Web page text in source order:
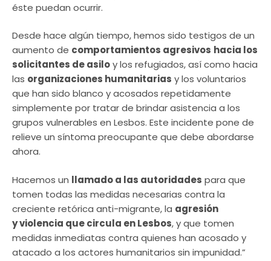
éste puedan ocurrir.
Desde hace algún tiempo, hemos sido testigos de un
aumento de comportamientos agresivos hacia los
solicitantes de asiloy los refugiados, así como hacia
las organizaciones humanitarias y los voluntarios
que han sido blanco y acosados repetidamente
simplemente por tratar de brindar asistencia a los
grupos vulnerables en Lesbos. Este incidente pone de
relieve un síntoma preocupante que debe abordarse
ahora.
Hacemos un llamado a las autoridades para que
tomen todas las medidas necesarias contra la
creciente retórica anti-migrante, la agresión
y violencia que circula en Lesbos, y que tomen
medidas inmediatas contra quienes han acosado y
atacado a los actores humanitarios sin impunidad.”